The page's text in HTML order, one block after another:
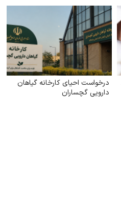
درخواست احیای کارخانه گیاهان
دارویی گچساران